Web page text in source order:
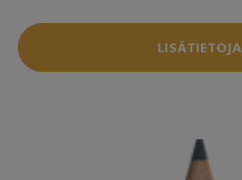
LISÄTIETOJA